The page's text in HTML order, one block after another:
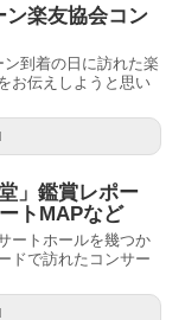
ン楽友協会コン
到着の日に訪れた楽
お伝えしようと思い
」鑑賞レポー
トMAPなど
ートホールを幾つか
ドで訪れたコンサー